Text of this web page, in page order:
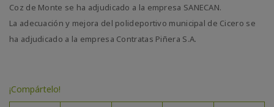
Coz de Monte se ha adjudicado a la empresa SANECAN.
La adecuación y mejora del polideportivo municipal de Cicero se
ha adjudicado a la empresa Contratas Piñera S.A.
¡Compártelo!